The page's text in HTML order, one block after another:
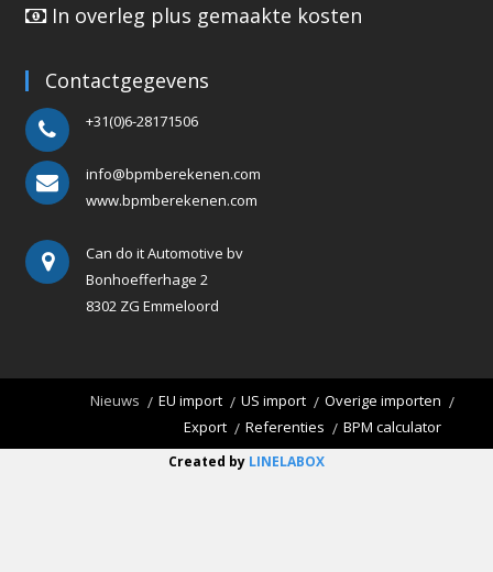
In overleg plus gemaakte kosten
Contactgegevens
+31(0)6-28171506
info@bpmberekenen.com
www.bpmberekenen.com
Can do it Automotive bv
Bonhoefferhage 2
8302 ZG Emmeloord
Nieuws EU import US import
Overige importen
Export
Referenties BPM calculator
Created by LINELABOX